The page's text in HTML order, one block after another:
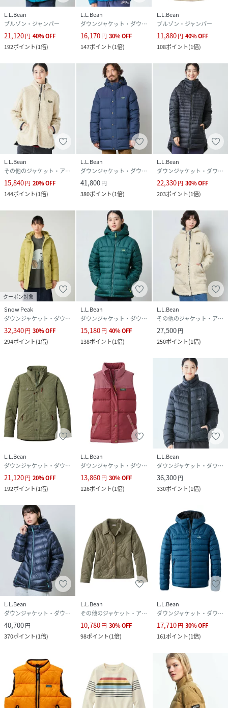
L.L.Bean
ブルゾン・ジャンパー
21,120円 40%OFF
192ポイント(1倍)
L.L.Bean
ダウンジャケット・ダウンベスト
16,170円 30%OFF
147ポイント(1倍)
L.L.Bean
ブルゾン・ジャンパー
11,880円 40%OFF
108ポイント(1倍)
L.L.Bean
その他のジャケット・アウター
15,840円 20%OFF
144ポイント(1倍)
L.L.Bean
ダウンジャケット・ダウンベスト
41,800円
380ポイント(1倍)
L.L.Bean
ダウンジャケット・ダウンベスト
22,330円 30%OFF
203ポイント(1倍)
クーポン対象
Snow Peak
ダウンジャケット・ダウンベスト
32,340円 30%OFF
294ポイント(1倍)
L.L.Bean
ダウンジャケット・ダウンベスト
15,180円 40%OFF
138ポイント(1倍)
L.L.Bean
その他のジャケット・アウター
27,500円
250ポイント(1倍)
L.L.Bean
ダウンジャケット・ダウンベスト
21,120円 20%OFF
192ポイント(1倍)
L.L.Bean
ダウンジャケット・ダウンベスト
13,860円 30%OFF
126ポイント(1倍)
L.L.Bean
ダウンジャケット・ダウンベスト
36,300円
330ポイント(1倍)
L.L.Bean
ダウンジャケット・ダウンベスト
40,700円
370ポイント(1倍)
L.L.Bean
その他のジャケット・アウター
10,780円 30%OFF
98ポイント(1倍)
L.L.Bean
ダウンジャケット・ダウンベスト
17,710円 30%OFF
161ポイント(1倍)